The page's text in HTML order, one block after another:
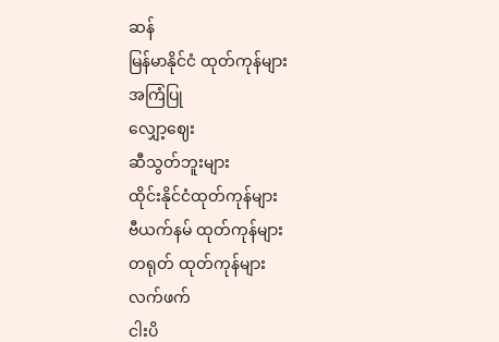
ဆန်
မြန်မာနိုင်ငံ ထုတ်ကုန်များ
အကြံပြု
လျှော့ဈေး
ဆီသွတ်ဘူးများ
ထိုင်းနိုင်ငံထုတ်ကုန်များ
ဗီယက်နမ် ထုတ်ကုန်များ
တရုတ် ထုတ်ကုန်များ
လက်ဖက်
ငါးပိ